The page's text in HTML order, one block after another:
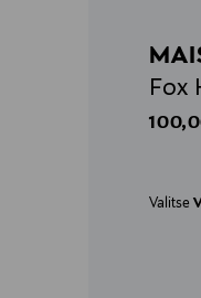
Fox
Valitse